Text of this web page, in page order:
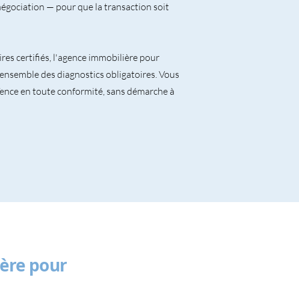
— pour que la transaction soit
certifiés, l'agence immobilière pour
des diagnostics obligatoires. Vous
en toute conformité, sans démarche à
pour